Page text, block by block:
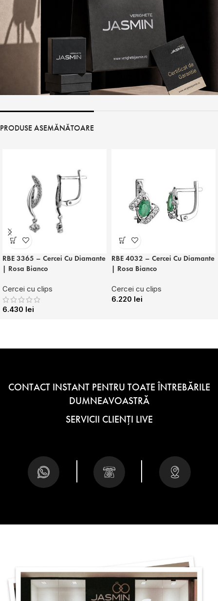
PRODUSE ASEMĂNĂTOARE
RBE 3365 – Cercei Cu Diamante
| Rosa Bianco
Cercei cu clips
6.430 lei
RBE 4032 – Cercei Cu Diamante
| Rosa Bianco
Cercei cu clips
6.220 lei
CONTACT INSTANT PENTRU TOATE ÎNTREBĂRILE
DUMNEAVOASTRĂ
SERVICII CLIENȚI LIVE